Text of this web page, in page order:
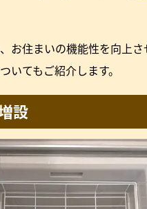
お住まいの機能性を向上さ
いてもご紹介します。
設